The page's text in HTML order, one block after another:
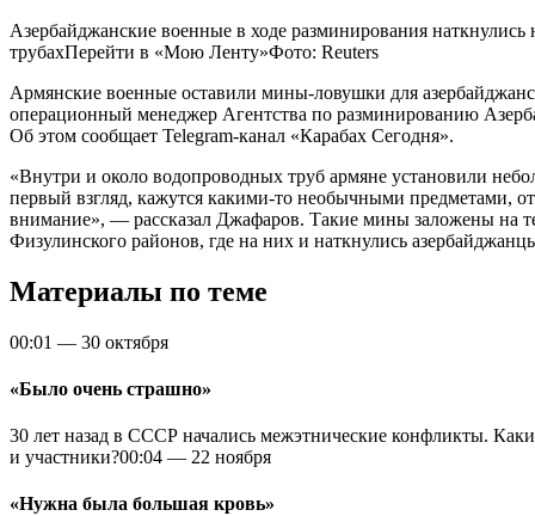
Азербайджанские военные в ходе разминирования
трубахПерейти в «Мою Ленту»Фото: Reuters
Армянские военные оставили мины-ловушки для
операционный менеджер Агентства по разминированию
Об этом сообщает Telegram-канал «Карабах Сегодня».
«Внутри и около водопроводных труб армяне установили
первый взгляд, кажутся какими-то необычными предметами,
внимание», — рассказал Джафаров. Такие мины заложены на
Физулинского районов, где на них и наткнулись
Материалы по теме
00:01 — 30 октября
«Было очень страшно»
30 лет назад в СССР начались межэтнические конфликты.
и участники?00:04 — 22 ноября
«Нужна была большая кровь»